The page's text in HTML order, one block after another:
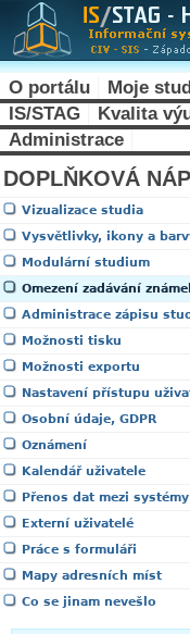
O portálu Moje
IS/STAG
Kvalita
Administrace
DOPLŇKOVÁ
Vizualizace studia
Vysvětlivky, ikony a
Modulární studium
Omezení zadávání
Administrace zápisu
Možnosti tisku
Možnosti exportu
Nastavení přístupu
Osobní údaje, GDPR
Oznámení
Kalendář uživatele
Přenos dat mezi systémy
Externí uživatelé
Práce s formuláři
Mapy adresních míst
Co se jinam nevešlo